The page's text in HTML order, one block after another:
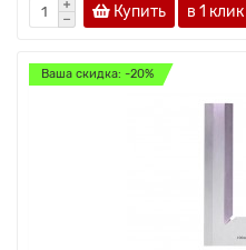
Купить в 1 клик
Ваша скидка: -20%